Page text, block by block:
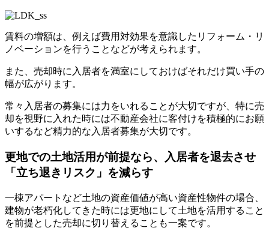
賃料の増額は、例えば費用対効果を意識したリフォーム・リ
ノベーションを行うことなどが考えられます。
また、売却時に入居者を満室にしておけばそれだけ買い手の
幅が広がります。
常々入居者の募集には力をいれることが大切ですが、特に売
却を視野に入れた時には不動産会社に客付けを積極的にお願
いするなど精力的な入居者募集が大切です。
更地での土地活用が前提なら、入居者を退去させ
「立ち退きリスク」を減らす
一棟アパートなど土地の資産価値が高い資産性物件の場合、
建物が老朽化してきた時には更地にして土地を活用すること
を前提とした売却に切り替えることも一案です。